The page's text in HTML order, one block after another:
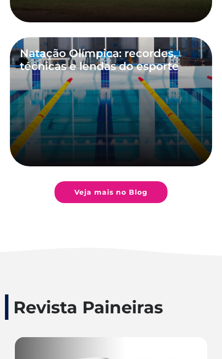
Natação Olímpica: recordes,
técnicas e lendas do esporte
Veja mais no Blog
Revista Paineiras